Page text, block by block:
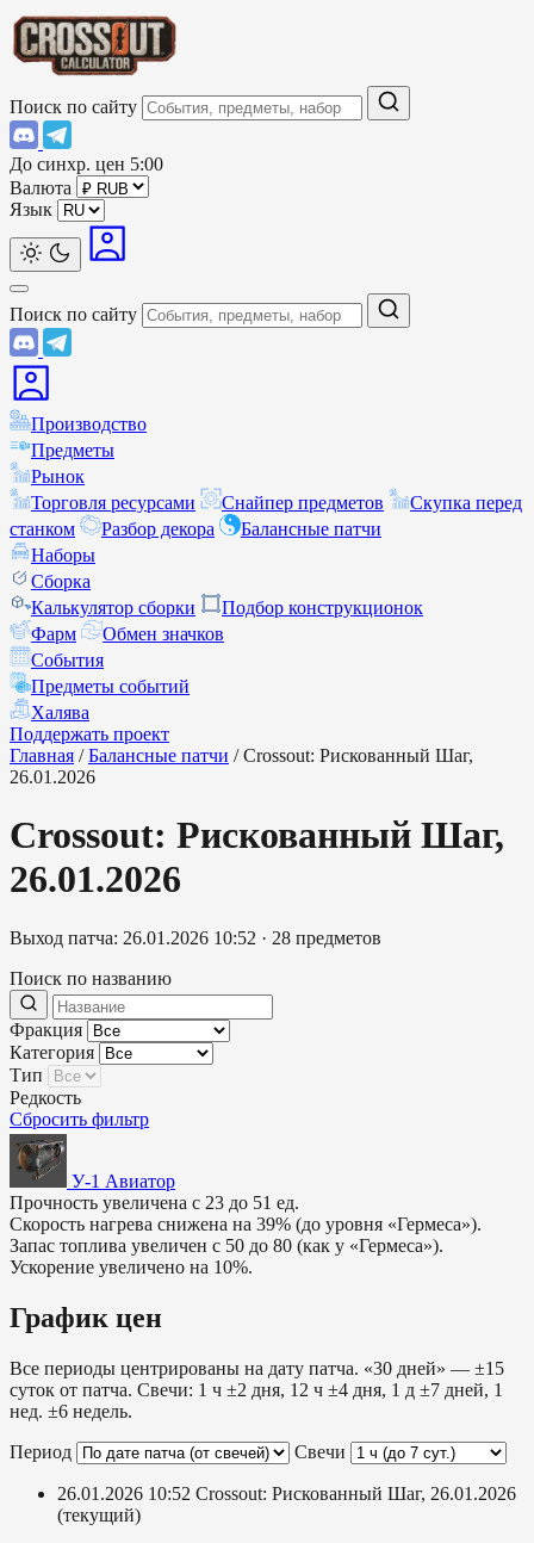
Поиск по сайту
До синхр. цен 5:00
Валюта
Язык
Поиск по сайту
Производство
Предметы
Рынок
Торговля ресурсами
Снайпер предметов
Скупка перед
станком
Разбор декора
Балансные патчи
Наборы
Сборка
Калькулятор сборки
Подбор конструкционок
Фарм
Обмен значков
События
Предметы событий
Халява
Поддержать проект
Главная / Балансные патчи / Crossout: Рискованный Шаг,
26.01.2026
Crossout: Рискованный Шаг,
26.01.2026
Выход патча: 26.01.2026 10:52 · 28 предметов
Поиск по названию
Фракция
Категория
Тип
Редкость
Сбросить фильтр
У-1 Авиатор
Прочность увеличена с 23 до 51 ед.
Скорость нагрева снижена на 39% (до уровня «Гермеса»).
Запас топлива увеличен с 50 до 80 (как у «Гермеса»).
Ускорение увеличено на 10%.
График цен
Все периоды центрированы на дату патча. «30 дней» — ±15
суток от патча. Свечи: 1 ч ±2 дня, 12 ч ±4 дня, 1 д ±7 дней, 1
нед. ±6 недель.
Период
Свечи
26.01.2026 10:52 Crossout: Рискованный Шаг, 26.01.2026
(текущий)